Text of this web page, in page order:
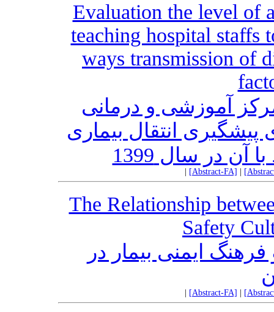
Evaluation the level of
teaching hospital staffs
ways transmission of
آموزشی و درمانی
انتقال بیماری
[Abstract-FA]
The Relationship
Safety
ایمنی بیمار در
[Abstract-FA]